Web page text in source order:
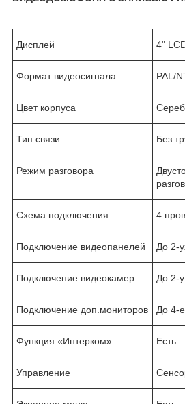
Дисплей 4"
Формат видеосигнала PAL/
Цвет корпуса
Тип связи Без
Режим разговора
Схема подключения 4
Подключение видеопанелей До 2-
Подключение видеокамер До 2-
Подключение доп.мониторов До 4-
Функция «Интерком» Есть
Управление